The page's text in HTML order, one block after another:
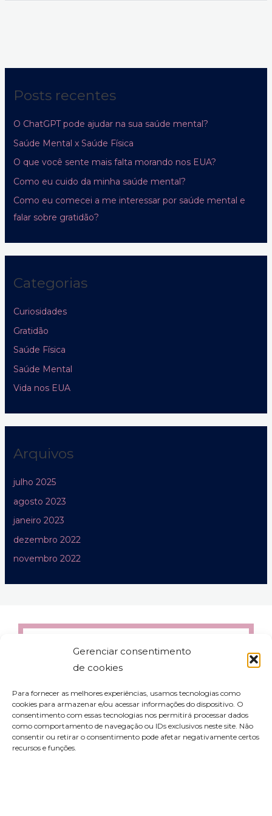
Gerenciar consentimento
de cookies
Para fornecer as melhores experiências, usamos tecnologias como
cookies para armazenar e/ou acessar informações do dispositivo. O
consentimento com essas tecnologias nos permitirá processar dados
como comportamento de navegação ou IDs exclusivos neste site. Não
consentir ou retirar o consentimento pode afetar negativamente certos
recursos e funções.
Posts recentes
O ChatGPT pode ajudar na sua saúde mental?
Saúde Mental x Saúde Física
O que você sente mais falta morando nos EUA?
Como eu cuido da minha saúde mental?
Como eu comecei a me interessar por saúde mental e
falar sobre gratidão?
Categorias
Curiosidades
Gratidão
Saúde Física
Saúde Mental
Vida nos EUA
Arquivos
julho 2025
agosto 2023
janeiro 2023
dezembro 2022
novembro 2022